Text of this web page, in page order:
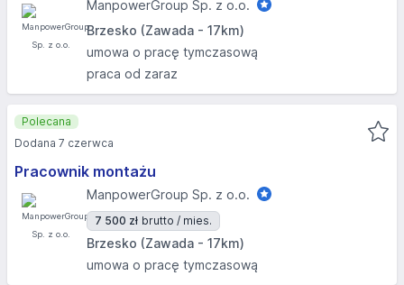
ManpowerGroup Sp. z o.o.
Brzesko (Zawada - 17km)
umowa o pracę tymczasową
praca od zaraz
Pracownik montażu
ManpowerGroup Sp. z o.o.
7 500 zł brutto / mies.
Brzesko (Zawada - 17km)
umowa o pracę tymczasową
Polecana
Dodana 7 czerwca